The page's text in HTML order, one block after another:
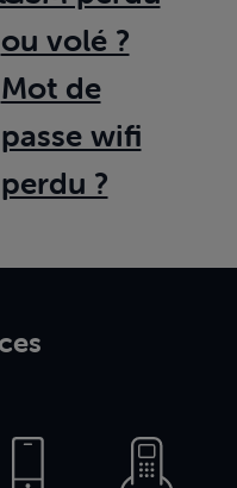
ou volé ?
Mot de
passe wifi
perdu ?